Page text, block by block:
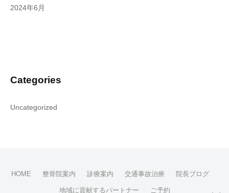
2024年6月
Categories
Uncategorized
HOME 整骨院案内 診療案内 交通事故治療 院長ブログ
地域に貢献するパートナー ご予約